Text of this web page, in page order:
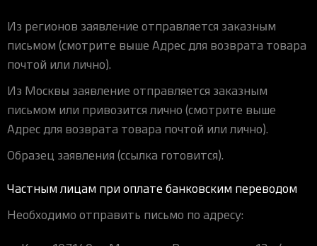
Из регионов заявление отправляется заказным
письмом (смотрите выше Адрес для возврата товара
почтой или лично).
Из Москвы заявление отправляется заказным
письмом или привозится лично (смотрите выше
Адрес для возврата товара почтой или лично).
Образец заявления (ссылка готовится).
Частным лицам при оплате банковским переводом
Необходимо отправить письмо по адресу: